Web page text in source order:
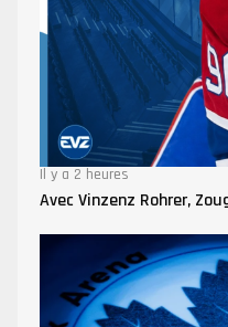
Il y a 2 heures
Avec Vinzenz Rohrer,